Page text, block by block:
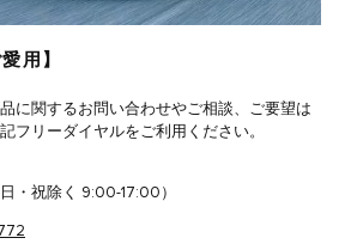
用】
に関するお問い合わせやご相談、ご要望は
フリーダイヤルをご利用ください。
・祝除く 9:00-17:00）